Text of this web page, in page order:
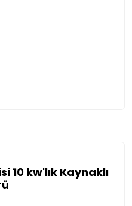
10 kw'lık Kaynaklı